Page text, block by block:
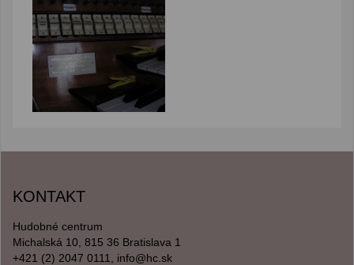
KONTAKT
Hudobné centrum
Michalská 10, 815 36 Bratislava 1
+421 (2) 2047 0111, info@hc.sk